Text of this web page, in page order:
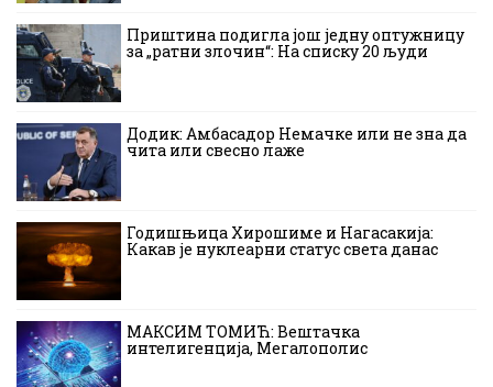
Приштина подигла још једну оптужницу
за „ратни злочин“: На списку 20 људи
Додик: Амбасадор Немачке или не зна да
чита или свесно лаже
Годишњица Хирошиме и Нагасакија:
Какав је нуклеарни статус света данас
МАКСИМ ТОМИЋ: Вештачка
интелигенција, Мегалополис